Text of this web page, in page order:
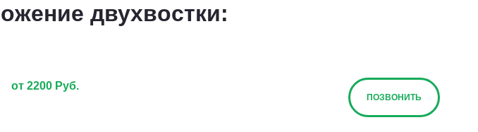
двухвостки:
от 2200 Руб.
ПОЗВОНИТЬ